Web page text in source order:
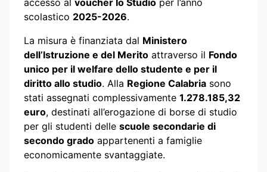
accesso al voucher Io Studio per l’anno
scolastico 2025-2026.
La misura è finanziata dal Ministero
dell’Istruzione e del Merito attraverso il Fondo
unico per il welfare dello studente e per il
diritto allo studio. Alla Regione Calabria sono
stati assegnati complessivamente 1.278.185,32
euro, destinati all’erogazione di borse di studio
per gli studenti delle scuole secondarie di
secondo grado appartenenti a famiglie
economicamente svantaggiate.